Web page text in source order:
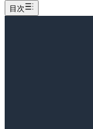
目次